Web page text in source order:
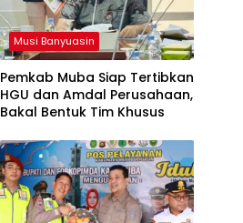
Musi Banyuasin
Pemkab Muba Siap Tertibkan
HGU dan Amdal Perusahaan,
Bakal Bentuk Tim Khusus